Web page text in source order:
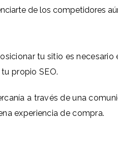
de los competidores
tu sitio es
propio SEO.
a través de una
experiencia de compra.